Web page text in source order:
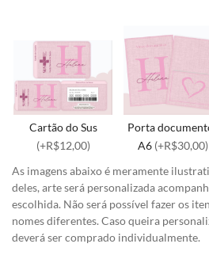
Cartão do Sus
(+R$12,00)
Porta
A6 (+R$30,00)
As imagens abaixo é meramente
deles, arte será personalizada
escolhida. Não será possível fazer os
nomes diferentes. Caso queira
deverá ser comprado individualmente.